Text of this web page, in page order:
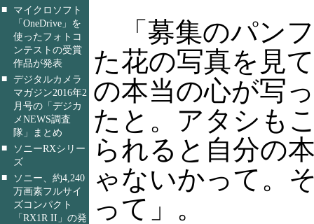
■
マイクロソフト
「OneDrive」を
使ったフォトコ
ンテストの受賞
作品が発表
■ デジタルカメラ
マガジン2016年2
月号の「デジカ
メNEWS調査
隊」まとめ
■
ソニーRXシリー
ズ
■
ソニー、約4,240
万画素フルサイ
ズコンパクト
「RX1R II」の発
「募集のパン
た花の写真を見
の本当の心が写
たと。アタシも
られると自分の
ゃないかって。
って」。